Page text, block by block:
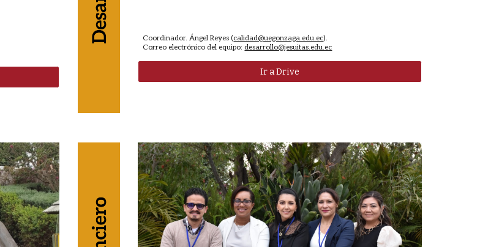
Coordinador.Ángel Reyes (calidad@uegonzaga.edu.ec).
Correo electrónico del equipo: desarrollo@jesuitas.edu.ec
Ir a Drive